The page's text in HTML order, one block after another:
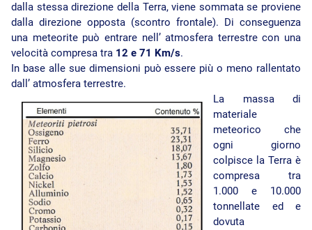
dalla stessa direzione della Terra, viene sommata se proviene
dalla direzione opposta (scontro frontale). Di conseguenza
una meteorite può entrare nell’ atmosfera terrestre con una
velocità compresa tra 12 e 71 Km/s.
In base alle sue dimensioni può essere più o meno rallentato
dall’ atmosfera terrestre.
La massa di
materiale
meteorico che
ogni giorno
colpisce la Terra è
compresa tra
1.000 e 10.000
tonnellate ed e
dovuta